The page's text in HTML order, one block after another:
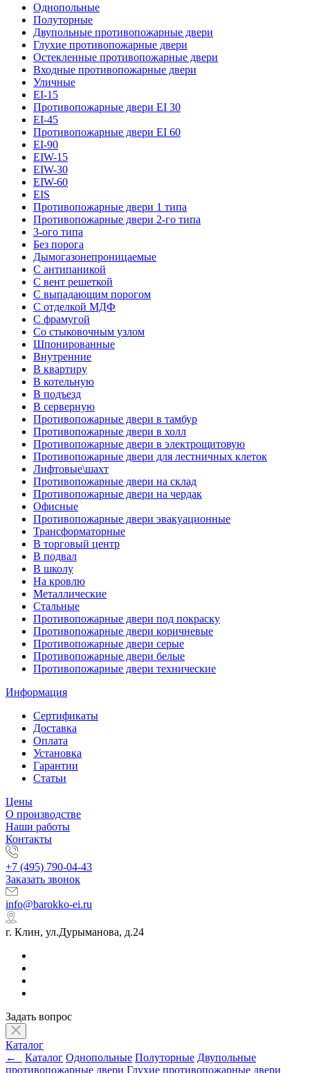
Однопольные
Полуторные
Двупольные противопожарные двери
Глухие противопожарные двери
Остекленные противопожарные двери
Входные противопожарные двери
Уличные
EI-15
Противопожарные двери EI 30
EI-45
Противопожарные двери EI 60
EI-90
EIW-15
EIW-30
EIW-60
EIS
Противопожарные двери 1 типа
Противопожарные двери 2-го типа
3-ого типа
Без порога
Дымогазонепроницаемые
С антипаникой
С вент решеткой
С выпадающим порогом
С отделкой МДФ
С фрамугой
Со стыковочным узлом
Шпонированные
Внутренние
В квартиру
В котельную
В подъезд
В серверную
Противопожарные двери в тамбур
Противопожарные двери в холл
Противопожарные двери в электрощитовую
Противопожарные двери для лестничных клеток
Лифтовые\шахт
Противопожарные двери на склад
Противопожарные двери на чердак
Офисные
Противопожарные двери эвакуационные
Трансформаторные
В торговый центр
В подвал
В школу
На кровлю
Металлические
Стальные
Противопожарные двери под покраску
Противопожарные двери коричневые
Противопожарные двери серые
Противопожарные двери белые
Противопожарные двери технические
Информация
Сертификаты
Доставка
Оплата
Установка
Гарантии
Статьи
Цены
О производстве
Наши работы
Контакты
+7 (495) 790-04-43
Заказать звонок
info@barokko-ei.ru
г. Клин, ул.Дурыманова, д.24
Задать вопрос
Каталог
←
Каталог Однопольные Полуторные Двупольные
противопожарные двери Глухие противопожарные двери